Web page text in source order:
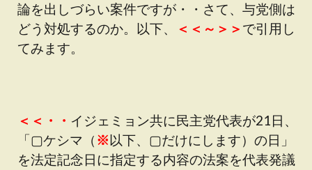
論を出しづらい案件ですが・・さて、与党側は
どう対処するのか。以下、
＜＜～＞＞ で引用し
てみます。
＜＜・・ イジェミョン共に民主党代表が21日、
「▢ケシマ（ ※以下、▢だけにします）の日」
を法定記念日に指定する内容の法案を代表発議